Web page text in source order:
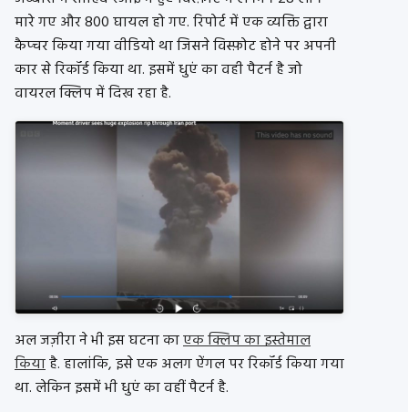
मारे गए और 800 घायल हो गए. रिपोर्ट में एक व्यक्ति द्वारा
कैप्चर किया गया वीडियो था जिसने विस्फ़ोट होने पर अपनी
कार से रिकॉर्ड किया था. इसमें धुएं का वही पैटर्न है जो
वायरल क्लिप में दिख रहा है.
अल जज़ीरा ने भी इस घटना काएक क्लिप का इस्तेमाल
कियाहै. हालांकि, इसे एक अलग ऐंगल पर रिकॉर्ड किया गया
था. लेकिन इसमें भी धुएं का वहीं पैटर्न है.